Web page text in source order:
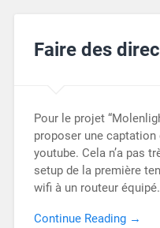
Faire des
Pour le projet
proposer une captation
youtube. Cela n’a pas
setup de la première
wifi à un routeur
Continue Reading →